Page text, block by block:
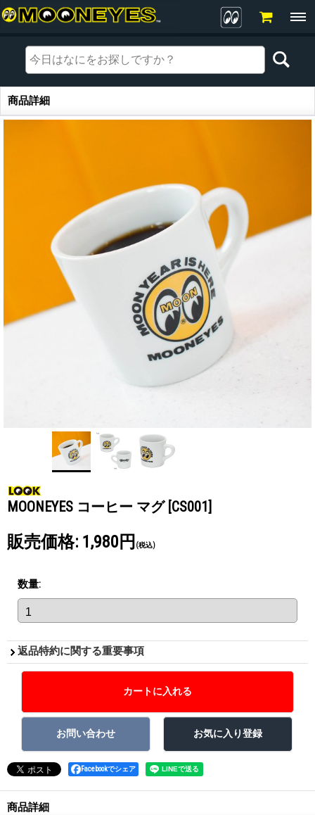
商品詳細
商品詳細
MOONEYES コーヒー マグ [CS001]
販売価格: 1,980円 (税込)
数量:
返品特約に関する重要事項
Facebookでシェア
商品詳細